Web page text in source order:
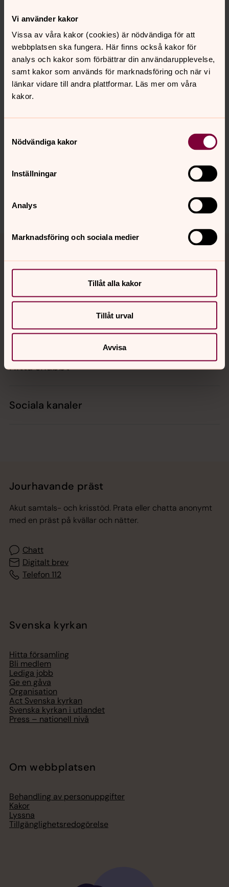
Vi använder kakor
Vissa av våra kakor (cookies) är nödvändiga för att
webbplatsen ska fungera. Här finns också kakor för
analys och kakor som förbättrar din användarupplevelse,
samt kakor som används för marknadsföring och när vi
länkar vidare till andra plattformar. Läs mer om våra
kakor.
Nödvändiga kakor
Inställningar
Analys
Marknadsföring och sociala medier
Tillåt alla kakor
Tillåt urval
Avvisa
Fredrik Linder
Präst
Direkt: 0243-77104
E-post:fredrik.linder@svenskakyrkan.se
innehåll?
Dela
Tillbaka till toppen
Tillbaka till innehållet
Kalender
Hitta snabbt
Sociala kanaler
Jourhavande präst
Akut samtals- och krisstöd. Prata eller chatta anonymt
med en präst på kvällar och nätter.
Chatt
Digitalt brev
Telefon 112
Svenska kyrkan
Hitta församling
Bli medlem
Lediga jobb
Ge en gåva
Organisation
Act Svenska kyrkan
Svenska kyrkan i utlandet
Press – nationell nivå
Om webbplatsen
Behandling av personuppgifter
Kakor
Lyssna
Tillgänglighetsredogörelse